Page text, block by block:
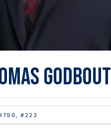
Godbout
#223